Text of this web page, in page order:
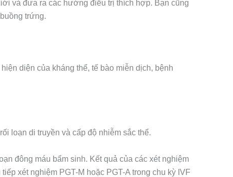
và đưa ra các hướng điều trị thích hợp. Bạn cũng
trứng.
diện của kháng thể, tế bào miễn dịch, bệnh
loạn di truyền và cấp độ nhiễm sắc thể.
đông máu bẩm sinh. Kết quả của các xét nghiệm
xét nghiệm PGT-M hoặc PGT-A trong chu kỳ IVF